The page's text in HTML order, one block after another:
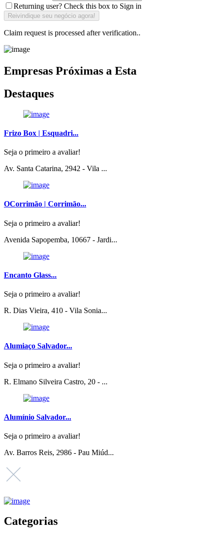
Returning user? Check this box to Sign in
Claim request is processed after verification..
Empresas Próximas a Esta
Destaques
Frizo Box | Esquadri...
Seja o primeiro a avaliar!
Av. Santa Catarina, 2942 - Vila ...
OCorrimão | Corrimão...
Seja o primeiro a avaliar!
Avenida Sapopemba, 10667 - Jardi...
Encanto Glass...
Seja o primeiro a avaliar!
R. Dias Vieira, 410 - Vila Sonia...
Alumiaço Salvador...
Seja o primeiro a avaliar!
R. Elmano Silveira Castro, 20 - ...
Alumínio Salvador...
Seja o primeiro a avaliar!
Av. Barros Reis, 2986 - Pau Miúd...
Categorias